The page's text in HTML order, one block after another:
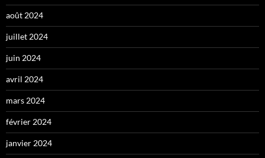
août 2024
juillet 2024
juin 2024
avril 2024
mars 2024
février 2024
janvier 2024